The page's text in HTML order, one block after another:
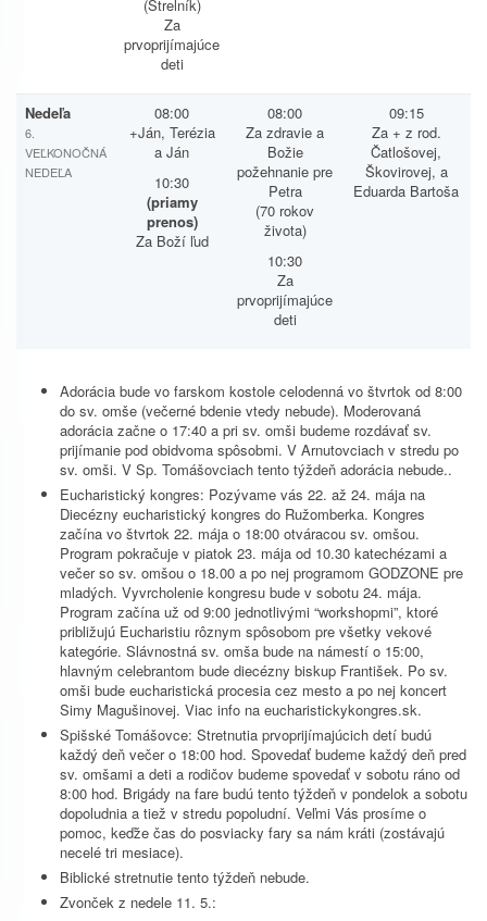
(Strelník)
Za
prvoprijímajúce
deti
Nedeľa
6.
VEĽKONOČNÁ
NEDEĽA
08:00
+Ján, Terézia
a Ján
10:30
(priamy
prenos)
Za Boží ľud
08:00
Za zdravie a
Božie
požehnanie pre
Petra
(70 rokov
života)
10:30
Za
prvoprijímajúce
deti
09:15
Za + z rod.
Čatlošovej,
Škovirovej, a
Eduarda Bartoša
Adorácia bude vo farskom kostole celodenná vo štvrtok od 8:00
do sv. omše (večerné bdenie vtedy nebude). Moderovaná
adorácia začne o 17:40 a pri sv. omši budeme rozdávať sv.
prijímanie pod obidvoma spôsobmi. V Arnutovciach v stredu po
sv. omši. V Sp. Tomášovciach tento týždeň adorácia nebude..
Eucharistický kongres: Pozývame vás 22. až 24. mája na
Diecézny eucharistický kongres do Ružomberka. Kongres
začína vo štvrtok 22. mája o 18:00 otváracou sv. omšou.
Program pokračuje v piatok 23. mája od 10.30 katechézami a
večer so sv. omšou o 18.00 a po nej programom GODZONE pre
mladých. Vyvrcholenie kongresu bude v sobotu 24. mája.
Program začína už od 9:00 jednotlivými “workshopmi”, ktoré
približujú Eucharistiu rôznym spôsobom pre všetky vekové
kategórie. Slávnostná sv. omša bude na námestí o 15:00,
hlavným celebrantom bude diecézny biskup František. Po sv.
omši bude eucharistická procesia cez mesto a po nej koncert
Simy Magušinovej. Viac info na eucharistickykongres.sk.
Spišské Tomášovce: Stretnutia prvoprijímajúcich detí budú
každý deň večer o 18:00 hod. Spovedať budeme každý deň pred
sv. omšami a deti a rodičov budeme spovedať v sobotu ráno od
8:00 hod. Brigády na fare budú tento týždeň v pondelok a sobotu
dopoludnia a tiež v stredu popoludní. Veľmi Vás prosíme o
pomoc, keďže čas do posviacky fary sa nám kráti (zostávajú
necelé tri mesiace).
Biblické stretnutie tento týždeň nebude.
Zvonček z nedele 11. 5.: